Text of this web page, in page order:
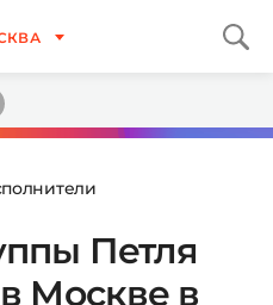
Петля
Москве в